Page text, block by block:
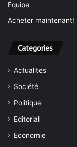
Équipe
Acheter maintenant!
Categories
Actualites
Société
Politique
Editorial
Economie